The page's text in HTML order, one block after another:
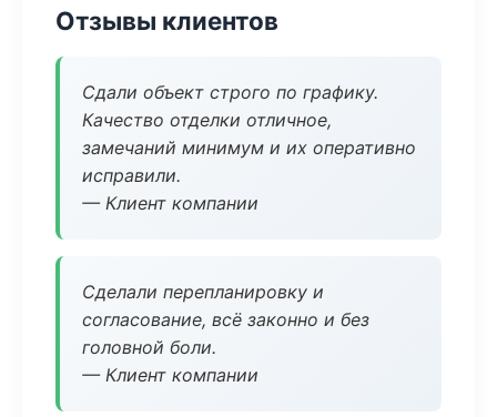
Отзывы клиентов
Сдали объект строго по графику.
Качество отделки отличное,
замечаний минимум и их оперативно
исправили.
— Клиент компании
Сделали перепланировку и
согласование, всё законно и без
головной боли.
— Клиент компании